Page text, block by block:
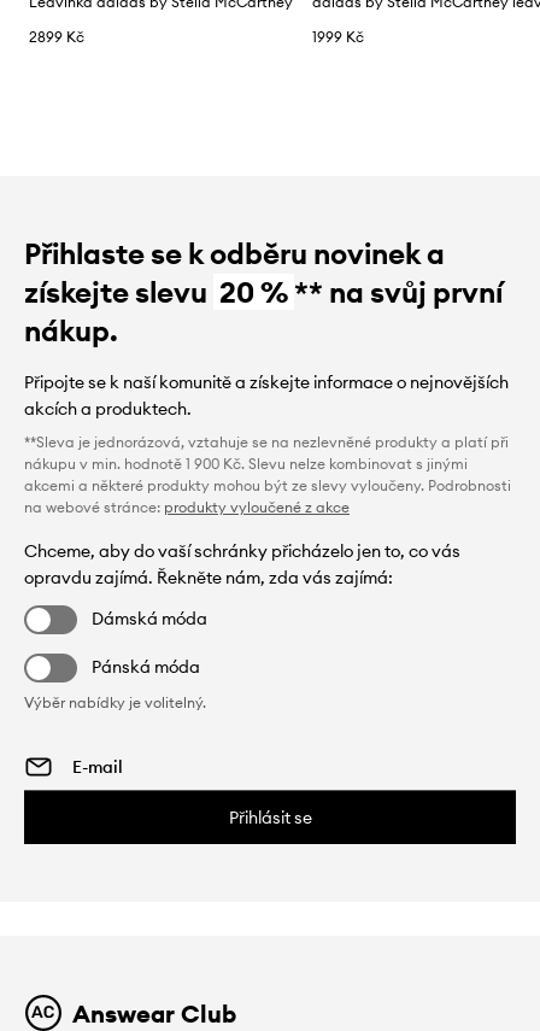
2899 Kč
1999 Kč
Přihlaste se k odběru novinek a
získejte slevu 20 %** na svůj první
nákup.
Připojte se k naší komunitě a získejte informace o nejnovějších
akcích a produktech.
**Sleva je jednorázová, vztahuje se na nezlevněné produkty a platí při
nákupu v min. hodnotě 1 900 Kč. Slevu nelze kombinovat s jinými
akcemi a některé produkty mohou být ze slevy vyloučeny. Podrobnosti
na webové stránce: produkty vyloučené z akce
Chceme, aby do vaší schránky přicházelo jen to, co vás
opravdu zajímá. Řekněte nám, zda vás zajímá:
Dámská móda
Pánská móda
Výběr nabídky je volitelný.
Přihlásit se
Answear Club